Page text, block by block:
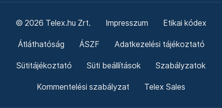
© 2026 Telex.hu Zrt. Impresszum Etikai kódex
Átláthatóság ÁSZF Adatkezelési tájékoztató
Sütitájékoztató Süti beállítások Szabályzatok
Kommentelési szabályzat Telex Sales